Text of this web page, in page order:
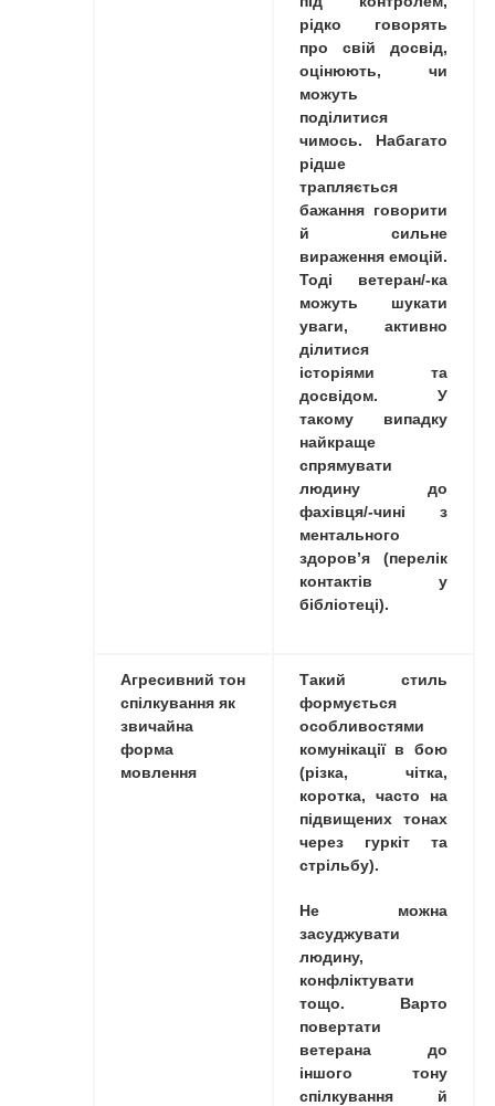
рідко говорять
про свій досвід,
оцінюють, чи
можуть
поділитися
чимось. Набагато
рідше
трапляється
бажання говорити
й сильне
вираження емоцій.
Тоді ветеран/-ка
можуть шукати
уваги, активно
ділитися
історіями та
досвідом. У
такому випадку
найкраще
спрямувати
людину до
фахівця/-чині з
ментального
здоров’я (перелік
контактів у
бібліотеці).
Агресивний тон
спілкування як
звичайна
форма
мовлення
Такий стиль
формується
особливостями
комунікації в бою
(різка, чітка,
коротка, часто на
підвищених тонах
через гуркіт та
стрільбу).
Не можна
засуджувати
людину,
конфліктувати
тощо. Варто
повертати
ветерана до
іншого тону
спілкування й